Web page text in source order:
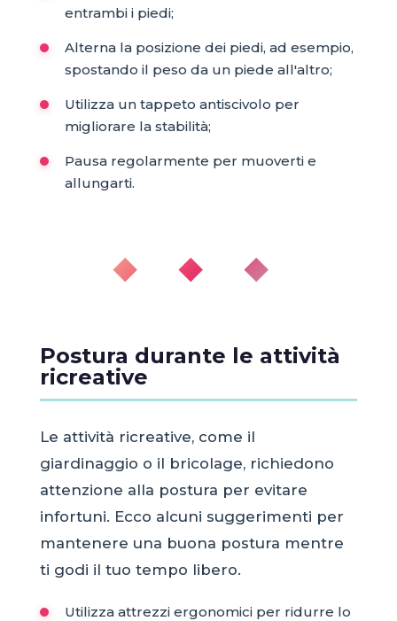
entrambi i piedi;
Alterna la posizione dei piedi, ad esempio,
spostando il peso da un piede all'altro;
Utilizza un tappeto antiscivolo per
migliorare la stabilità;
Pausa regolarmente per muoverti e
allungarti.
◆ ◆ ◆
Postura durante le attività
ricreative
Le attività ricreative, come il
giardinaggio o il bricolage, richiedono
attenzione alla postura per evitare
infortuni. Ecco alcuni suggerimenti per
mantenere una buona postura mentre
ti godi il tuo tempo libero.
Utilizza attrezzi ergonomici per ridurre lo